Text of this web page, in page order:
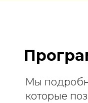
Мы
которые